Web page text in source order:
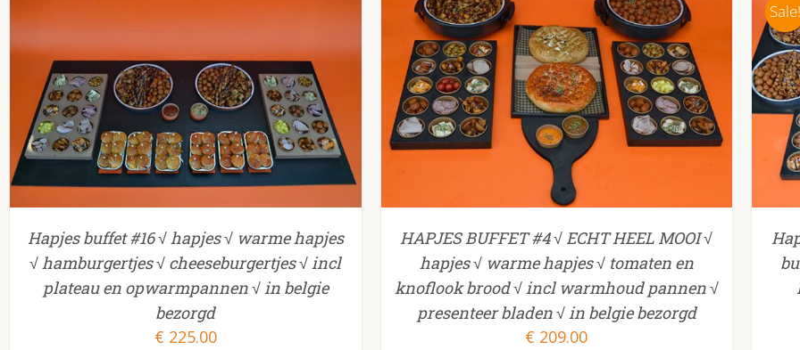
TOEVOEGEN AAN WINKELWAGEN /
Hapjes buffet #16 √ hapjes √ warme hapjes
√ hamburgertjes √ cheeseburgertjes √ incl
plateau en opwarmpannen √ in belgie
bezorgd
€ 225.00
TOEVOEGEN AAN WINKELWAGEN /
HAPJES BUFFET #4 √ ECHT HEEL MOOI √
hapjes √ warme hapjes √ tomaten en
knoflook brood √ incl warmhoud pannen √
presenteer bladen √ in belgie bezorgd
€ 209.00